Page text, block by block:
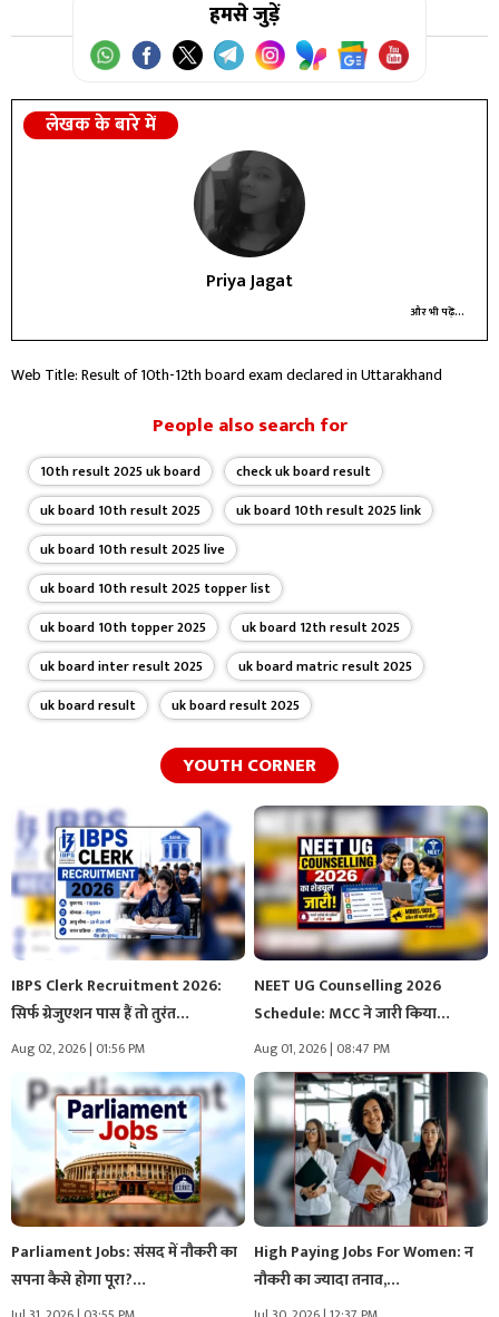
हाँ, उत्तराखंड 10वीं 12वीं बोर्ड परीक्षा का रिजल्ट देखने के लिए
आपको अपना रोल नंबर दर्ज करना होगा।
हमसे जुड़ें
लेखक के बारे में
Priya Jagat
और भी पढ़ें...
Web Title: Result of 10th-12th board exam declared in Uttarakhand
People also search for
10th result 2025 uk board
check uk board result
uk board 10th result 2025
uk board 10th result 2025 link
uk board 10th result 2025 live
uk board 10th result 2025 topper list
uk board 10th topper 2025
uk board 12th result 2025
uk board inter result 2025
uk board matric result 2025
uk board result
uk board result 2025
YOUTH CORNER
IBPS Clerk Recruitment 2026:
सिर्फ ग्रेजुएशन पास हैं तो तुरंत…
Aug 02, 2026 | 01:56 PM
NEET UG Counselling 2026
Schedule: MCC ने जारी किया
NEET…
Aug 01, 2026 | 08:47 PM
Parliament Jobs: संसद में नौकरी का
सपना कैसे होगा पूरा?…
High Paying Jobs For Women: न
नौकरी का ज्यादा तनाव,…